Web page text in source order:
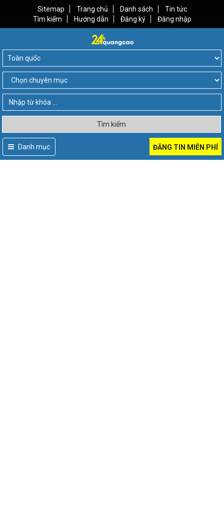
Sitemap Trang chủ Danh sách
Tin tức
Tìm kiếm
Hướng dẫn Đăng ký Đăng nhập
Tìm kiếm
Danh mục ĐĂNG TIN MIỄN PHÍ